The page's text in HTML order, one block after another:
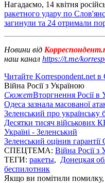
Нагадаємо, 14 квітня
ракетного удару по
загинули та 24 отримали
Новини від
наш канал https://t.me/
Читайте Korrespondent.net в
Війна Росії з Україною
СюжетВторгнення Росії в
Одеса зазнала масованої
Зеленський про українську
Десятки тисяч військових
Україні - Зеленський
Зеленський оцінив
СПЕЦТЕМА: Війна Росії з
ТЕГИ: ракеты, Донецкая
беспилотник
Якщо ви помітили помилку,